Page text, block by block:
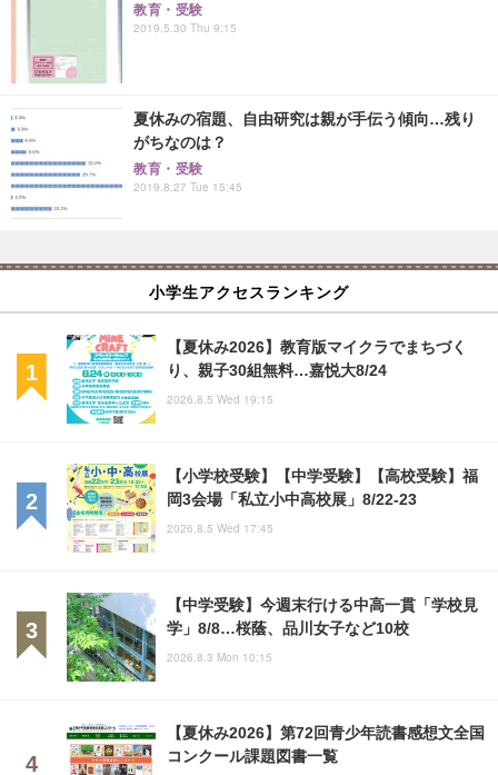
教育・受験
2019.5.30 Thu 9:15
夏休みの宿題、自由研究は親が手伝う傾向…残り
がちなのは？
教育・受験
2019.8.27 Tue 15:45
小学生アクセスランキング
【夏休み2026】教育版マイクラでまちづく
り、親子30組無料…嘉悦大8/24
2026.8.5 Wed 19:15
【小学校受験】【中学受験】【高校受験】福
岡3会場「私立小中高校展」8/22-23
2026.8.5 Wed 17:45
【中学受験】今週末行ける中高一貫「学校見
学」8/8…桜蔭、品川女子など10校
2026.8.3 Mon 10:15
【夏休み2026】第72回青少年読書感想文全国
コンクール課題図書一覧